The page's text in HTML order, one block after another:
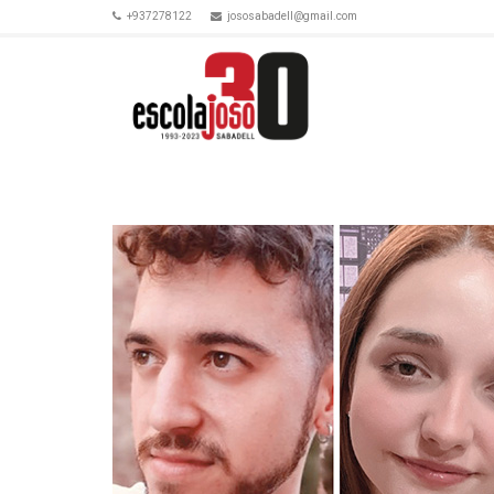
+937278122 jososabadell@gmail.com